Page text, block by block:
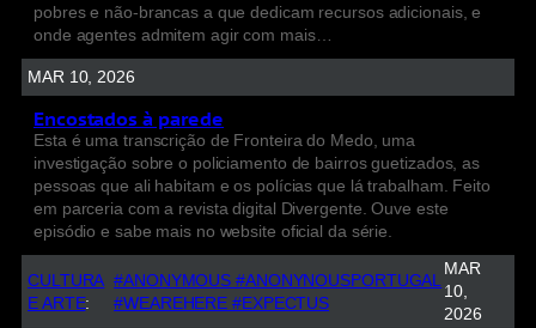
pobres e não-brancas a que dedicam recursos adicionais, e
onde agentes admitem agir com mais…
MAR 10, 2026
Encostados à parede
Esta é uma transcrição de Fronteira do Medo, uma
investigação sobre o policiamento de bairros guetizados, as
pessoas que ali habitam e os polícias que lá trabalham. Feito
em parceria com a revista digital Divergente. Ouve este
episódio e sabe mais no website oficial da série.
CULTURA
E ARTE:
#ANONYMOUS #ANONYNOUSPORTUGAL
#WEAREHERE #EXPECTUS
MAR
10,
2026